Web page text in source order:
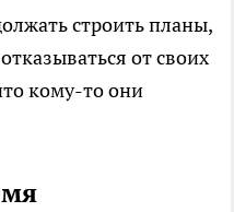
строить планы,
от своих
кому-то они